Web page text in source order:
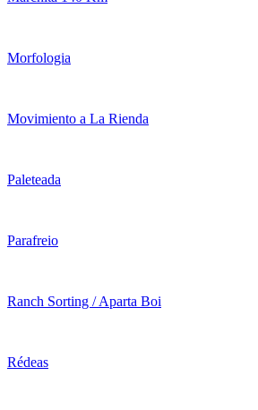
Morfologia
Movimiento a La Rienda
Paleteada
Parafreio
Ranch Sorting / Aparta Boi
Rédeas